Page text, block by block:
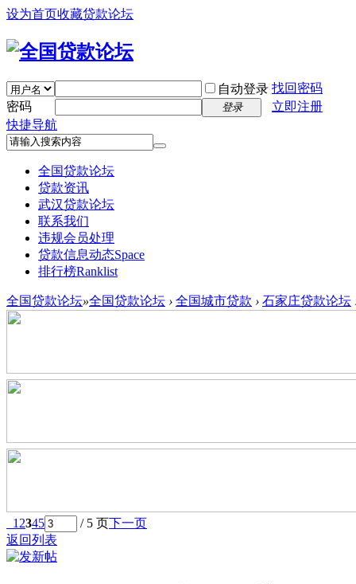
设为首页收藏贷款论坛
自动登录 找回密码
密码
登录
立即注册
快捷导航
全国贷款论坛
贷款资讯
武汉贷款论坛
联系我们
违规会员处理
贷款信息动态Space
排行榜Ranklist
全国贷款论坛»全国贷款论坛 › 全国城市贷款 › 石家庄贷款论坛
1 2345 / 5 页下一页
返回列表